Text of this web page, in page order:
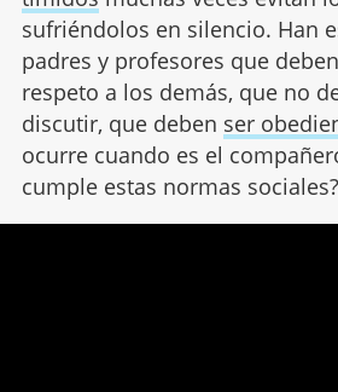
sufriéndolos en silencio. Han
padres y profesores que
respeto a los demás, que no
discutir, que deben ser
ocurre cuando es el
cumple estas normas sociales?